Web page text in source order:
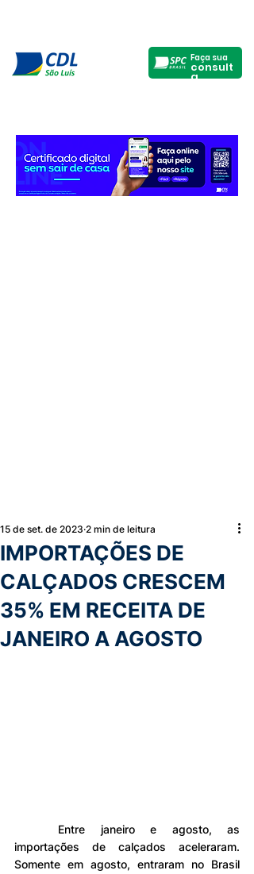
Faça sua
consult
a
IMPORTAÇÕES DE
CALÇADOS CRESCEM
35% EM RECEITA DE
JANEIRO A AGOSTO
15 de set. de 2023 2 min de leitura
importações de calçados aceleraram.
Somente em agosto, entraram no Brasil